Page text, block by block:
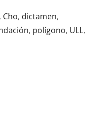
, Cho, dictamen,
, polígono, ULL,